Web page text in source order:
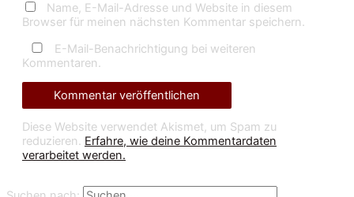
Name, E-Mail-Adresse und Website in diesem
Browser für meinen nächsten Kommentar speichern.
E-Mail-Benachrichtigung bei weiteren
Kommentaren.
Diese Website verwendet Akismet, um Spam zu
reduzieren. Erfahre, wie deine Kommentardaten
verarbeitet werden.